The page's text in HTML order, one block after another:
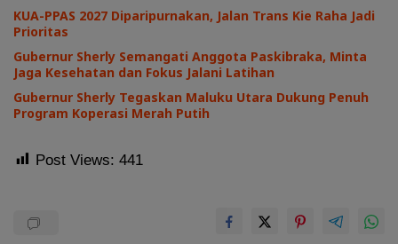
KUA-PPAS 2027 Diparipurnakan, Jalan Trans Kie Raha Jadi
Prioritas
Gubernur Sherly Semangati Anggota Paskibraka, Minta
Jaga Kesehatan dan Fokus Jalani Latihan
Gubernur Sherly Tegaskan Maluku Utara Dukung Penuh
Program Koperasi Merah Putih
Post Views: 441